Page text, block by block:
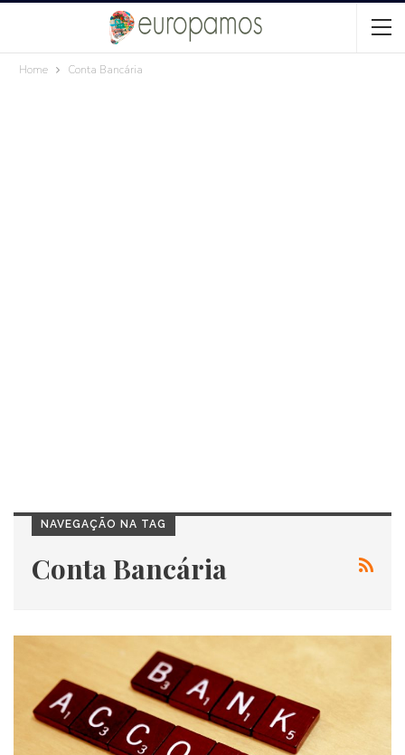
Home Conta Bancária
NAVEGAÇÃO NA TAG
Conta Bancária